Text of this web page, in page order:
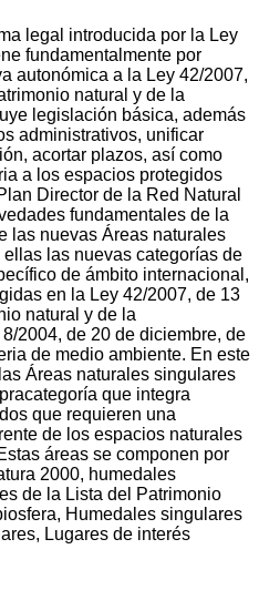
legal introducida por la Ley
fundamentalmente por
autonómica a la Ley 42/2007,
natural y de la
legislación básica, además
administrativos, unificar
acortar plazos, así como
a los espacios protegidos
Director de la Red Natural
fundamentales de la
las nuevas Áreas naturales
las nuevas categorías de
de ámbito internacional,
en la Ley 42/2007, de 13
natural y de la
2004, de 20 de diciembre, de
de medio ambiente. En este
Áreas naturales singulares
que integra
que requieren una
de los espacios naturales
áreas se componen por
2000, humedales
de la Lista del Patrimonio
Humedales singulares
Lugares de interés